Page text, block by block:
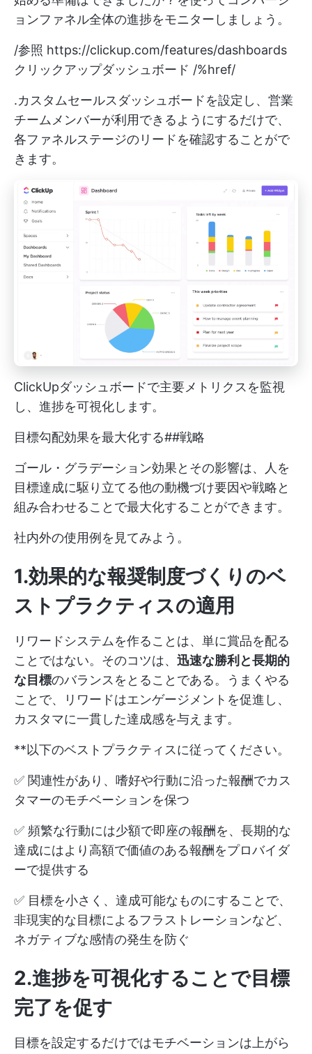
ョンファネル全体の進捗をモニターしましょう。
/参照 https://clickup.com/features/dashboards
クリックアップダッシュボード /%href/
.カスタムセールスダッシュボードを設定し、営業
チームメンバーが利用できるようにするだけで、
各ファネルステージのリードを確認することがで
きます。
ClickUpダッシュボードで主要メトリクスを監視
し、進捗を可視化します。
目標勾配効果を最大化する##戦略
ゴール・グラデーション効果とその影響は、人を
目標達成に駆り立てる他の動機づけ要因や戦略と
組み合わせることで最大化することができます。
社内外の使用例を見てみよう。
1.効果的な報奨制度づくりのベ
ストプラクティスの適用
リワードシステムを作ることは、単に賞品を配る
ことではない。そのコツは、 迅速な勝利と長期的
な目標のバランスをとることである。うまくやる
ことで、リワードはエンゲージメントを促進し、
カスタマに一貫した達成感を与えます。
**以下のベストプラクティスに従ってください。
✅ 関連性があり、嗜好や行動に沿った報酬でカス
タマーのモチベーションを保つ
✅ 頻繁な行動には少額で即座の報酬を、長期的な
達成にはより高額で価値のある報酬をプロバイダ
ーで提供する
✅ 目標を小さく、達成可能なものにすることで、
非現実的な目標によるフラストレーションなど、
ネガティブな感情の発生を防ぐ
2.進捗を可視化することで目標
完了を促す
目標を設定するだけではモチベーションは上がら